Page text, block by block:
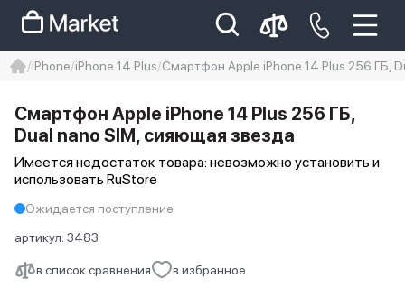
Iphone 14 pro max
айфон 14
iPhone iPhone 14 Plus Смартфон Apple iPhone 14 Plus 256 ГБ,
в список сравнения в избранное
Смартфон Apple iPhone 14 Plus 256 ГБ,
Dual nano SIM, сияющая звезда
Имеется недостаток товара: невозможно установить и
использовать RuStore
Ожидается поступление
артикул: 3483